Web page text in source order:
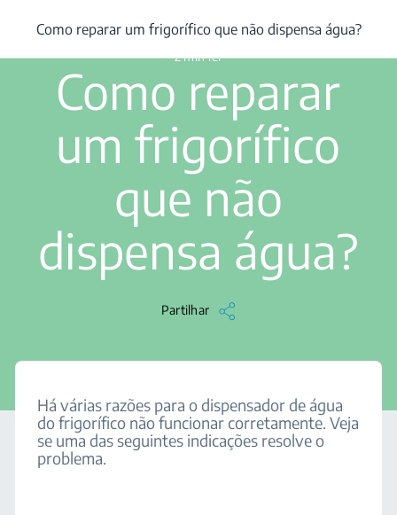
Como reparar um frigorífico que não dispensa água?
2 min ler
Como reparar
um frigorífico
que não
dispensa água?
Partilhar
Como reparar um frigorífico que não dispensa água?
Há várias razões para o dispensador de água
do frigorífico não funcionar corretamente. Veja
se uma das seguintes indicações resolve o
problema.